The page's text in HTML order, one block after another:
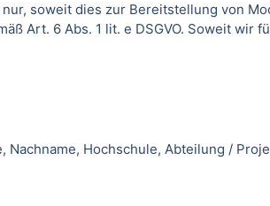
soweit dies zur Bereitstellung von
Art. 6 Abs. 1 lit. e DSGVO. Soweit wir
Nachname, Hochschule, Abteilung /